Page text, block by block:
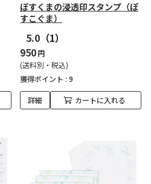
ぽすくまの浸透印スタンプ（ぽ
すこぐま）
5.0 （1）
950円
(送料別・税込)
獲得ポイント : 9
詳細 カートに入れる